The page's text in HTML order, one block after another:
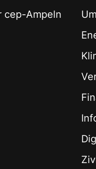
cep-Ampeln